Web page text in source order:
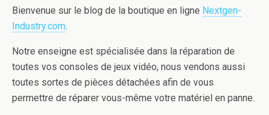
Bienvenue sur le blog de la boutique en ligne Nextgen-
Industry.com.
Notre enseigne est spécialisée dans la réparation de
toutes vos consoles de jeux vidéo, nous vendons aussi
toutes sortes de pièces détachées afin de vous
permettre de réparer vous-même votre matériel en panne.